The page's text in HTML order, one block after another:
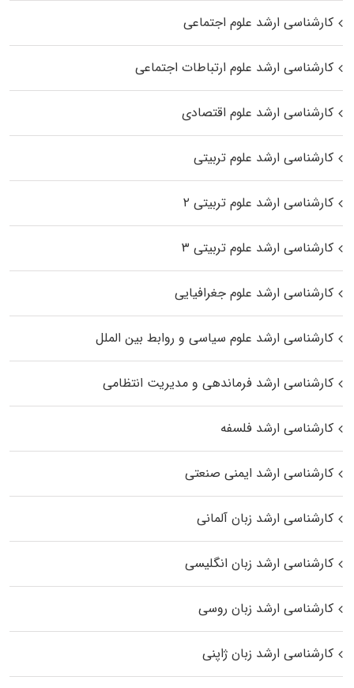
کارشناسی ارشد علوم اجتماعی
کارشناسی ارشد علوم ارتباطات اجتماعی
کارشناسی ارشد علوم اقتصادی
کارشناسی ارشد علوم تربیتی
کارشناسی ارشد علوم تربیتی ۲
کارشناسی ارشد علوم تربیتی ۳
کارشناسی ارشد علوم جغرافیایی
کارشناسی ارشد علوم سیاسی و روابط بین الملل
کارشناسی ارشد فرماندهی و مدیریت انتظامی
کارشناسی ارشد فلسفه
کارشناسی ارشد ایمنی صنعتی
کارشناسی ارشد زبان آلمانی
کارشناسی ارشد زبان انگلیسی
کارشناسی ارشد زبان روسی
کارشناسی ارشد زبان ژاپنی